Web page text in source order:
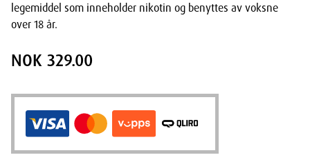
legemiddel som inneholder nikotin og benyttes av voksne
over 18 år.
NOK 329.00